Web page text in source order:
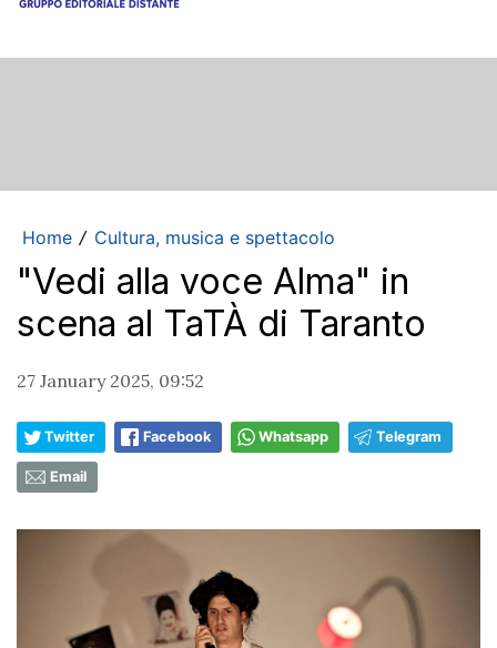
Home / Cultura, musica e spettacolo
"Vedi alla voce Alma" in
scena al TaTÀ di Taranto
27 January 2025, 09:52
Twitter Facebook Whatsapp Telegram
Email